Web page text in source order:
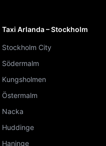
Taxi Arlanda – Stockholm
Stockholm City
Södermalm
Kungsholmen
Östermalm
Nacka
Huddinge
Haninge